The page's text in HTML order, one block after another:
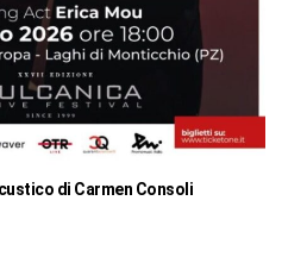
di Carmen Consoli